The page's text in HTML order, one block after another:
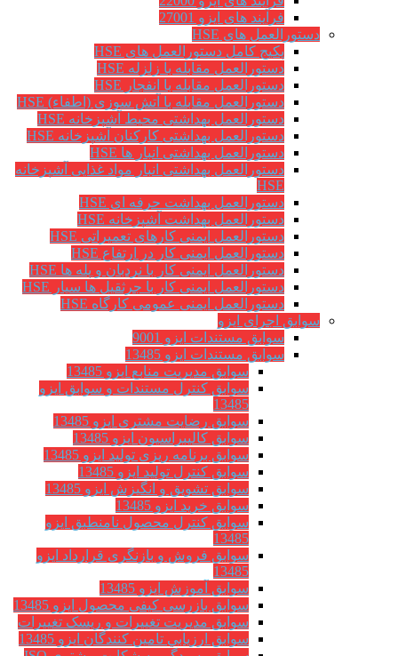
فرآیند های ایزو 27001
دستورالعمل های HSE
پکیج کامل دستورالعمل های HSE
دستورالعمل مقابله با زلزله HSE
دستورالعمل مقابله با انفجار HSE
دستورالعمل مقابله با آتش سوزی (اطفاء) HSE
دستورالعمل بهداشتی محیط آشپزخانه HSE
دستورالعمل بهداشتی کارکنان آشپزخانه HSE
دستورالعمل بهداشتی انبار ها HSE
دستورالعمل بهداشتی انبار مواد غذایی آشپزخانه
HSE
دستورالعمل بهداشت حرفه ای HSE
دستورالعمل بهداشت آشپزخانه HSE
دستورالعمل ایمنی کارهای تعمیراتی HSE
دستورالعمل ایمنی کار در ارتفاع HSE
دستورالعمل ایمنی کار با نردبان و پله ها HSE
دستورالعمل ایمنی کار با جرثقیل ها سیار HSE
دستورالعمل ایمنی عمومی کارگاه HSE
سوابق اجرای ایزو
سوابق مستندات ایزو 9001
سوابق مستندات ایزو 13485
سوابق مدیریت منابع ایزو 13485
سوابق کنترل مستندات و سوابق ایزو
13485
سوابق رضایت مشتری ایزو 13485
سوابق كاليبراسيون ایزو 13485
سوابق برنامه ریزی تولید ایزو 13485
سوابق کنترل تولید ایزو 13485
سوابق تشویق و انگیزش ایزو 13485
سوابق خرید ایزو 13485
سوابق کنترل محصول نامنطبق ایزو
13485
سوابق فروش و بازنگری قرارداد ایزو
13485
سوابق آموزش ایزو 13485
سوابق بازرسی کیفی محصول ایزو 13485
سوابق مدیریت تغییرات و ریسک تغییرات
سوابق ارزيابي تامين كنندگان ایزو 13485